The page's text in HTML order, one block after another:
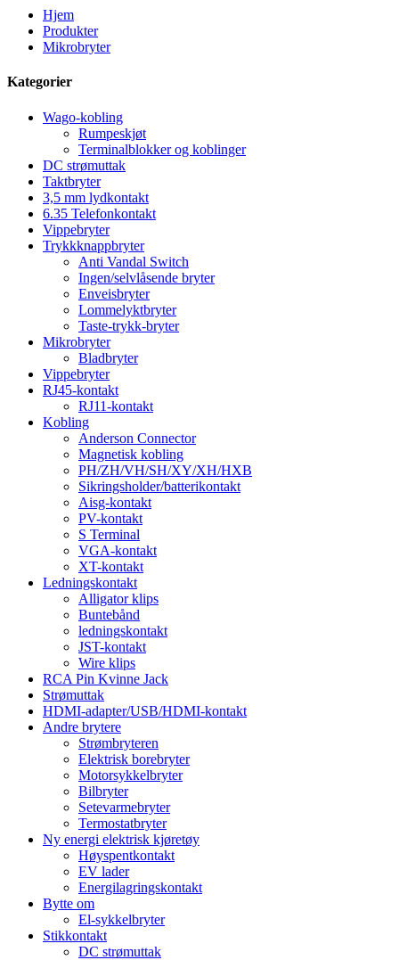
Hjem
Produkter
Mikrobryter
Kategorier
Wago-kobling
Rumpeskjøt
Terminalblokker og koblinger
DC strømuttak
Taktbryter
3,5 mm lydkontakt
6.35 Telefonkontakt
Vippebryter
Trykkknappbryter
Anti Vandal Switch
Ingen/selvlåsende bryter
Enveisbryter
Lommelyktbryter
Taste-trykk-bryter
Mikrobryter
Bladbryter
Vippebryter
RJ45-kontakt
RJ11-kontakt
Kobling
Anderson Connector
Magnetisk kobling
PH/ZH/VH/SH/XY/XH/HXB
Sikringsholder/batterikontakt
Aisg-kontakt
PV-kontakt
S Terminal
VGA-kontakt
XT-kontakt
Ledningskontakt
Alligator klips
Buntebånd
ledningskontakt
JST-kontakt
Wire klips
RCA Pin Kvinne Jack
Strømuttak
HDMI-adapter/USB/HDMI-kontakt
Andre brytere
Strømbryteren
Elektrisk borebryter
Motorsykkelbryter
Bilbryter
Setevarmebryter
Termostatbryter
Ny energi elektrisk kjøretøy
Høyspentkontakt
EV lader
Energilagringskontakt
Bytte om
El-sykkelbryter
Stikkontakt
DC strømuttak